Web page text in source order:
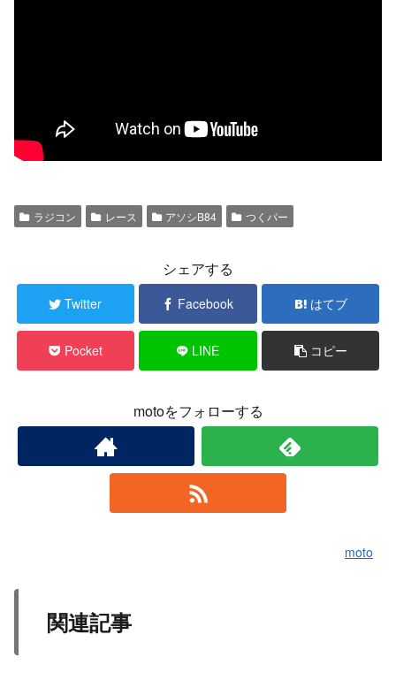
ラジコン レース アソシB84 つくパー
シェアする
Twitter Facebook はてブ
Pocket LINE コピー
motoをフォローする
moto
関連記事